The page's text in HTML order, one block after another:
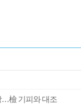
…檢 기피와 대조